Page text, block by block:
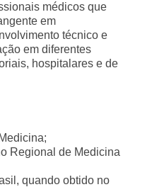
médicos que
em
técnico e
em diferentes
hospitalares e de
Regional de Medicina
quando obtido no